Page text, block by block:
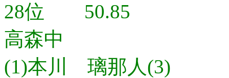
28位 50.85
高森中
(1)本川 璃那人(3)